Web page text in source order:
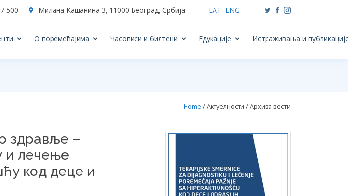
500 Милана Кашанина 3, 11000 Београд, Србија LAT ENG
О поремећајима Часописи и билтени Едукације Истраживања и
Home / Актуелности / Архива вести
здравље –
и лечење
код деце и